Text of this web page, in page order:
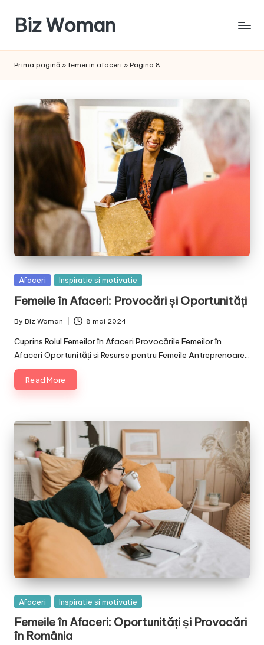
content
Biz Woman
succesul
Prima pagină » femei in afaceri » Pagina 8
Posted
Afaceri Inspiratie si motivatie
Femeile în Afaceri: Provocări și Oportunități
Posted
by
By Biz Woman 8 mai 2024
Cuprins Rolul Femeilor în Afaceri Provocările Femeilor în
Afaceri Oportunități și Resurse pentru Femeile Antreprenoare…
Read More
Posted
Afaceri Inspiratie si motivatie
Femeile în Afaceri: Oportunități și Provocări
în România